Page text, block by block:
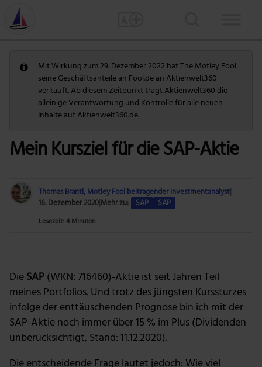
Mit Wirkung zum 29. Dezember 2022 hat The Motley Fool
seine Geschäftsanteile an Fool.de an Aktienwelt360
verkauft. Ab diesem Zeitpunkt trägt Aktienwelt360 die
alleinige Verantwortung und Kontrolle für alle neuen
Inhalte auf Aktienwelt360.de.
Mein Kursziel für die SAP-Aktie
Thomas Brantl, Motley Fool beitragender Investmentanalyst
16. Dezember 2020Mehr zu: SAP SAP
Lesezeit: 4 Minuten
DieSAP(WKN: 716460)-Aktie ist seit Jahren Teil
meines Portfolios. Und trotz des jüngsten Kurssturzes
infolge der enttäuschenden Prognose bin ich mit der
SAP-Aktie noch immer über 15 % im Plus (Dividenden
unberücksichtigt, Stand: 11.12.2020).
Die entscheidende Frage lautet jedoch: Wie viel